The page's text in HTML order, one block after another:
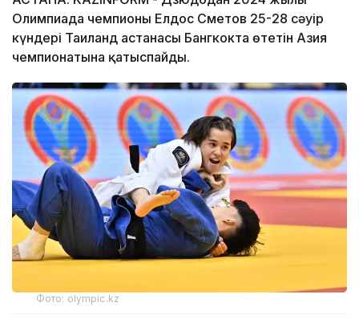
Олимпиада чемпионы Елдос Сметов 25-28 сәуір
күндері Таиланд астанасы Бангкокта өтетін Азия
чемпионатына қатыспайды.
Фото: olympic.kz